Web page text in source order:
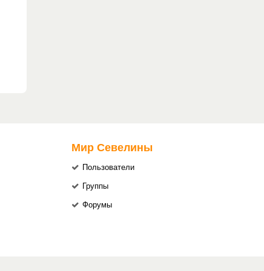
Мир Севелины
Пользователи
Группы
Форумы